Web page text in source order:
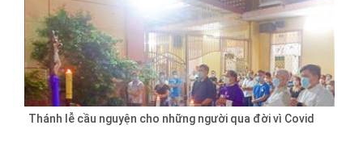
Thánh lễ cầu nguyện cho những người qua đời vì Covid